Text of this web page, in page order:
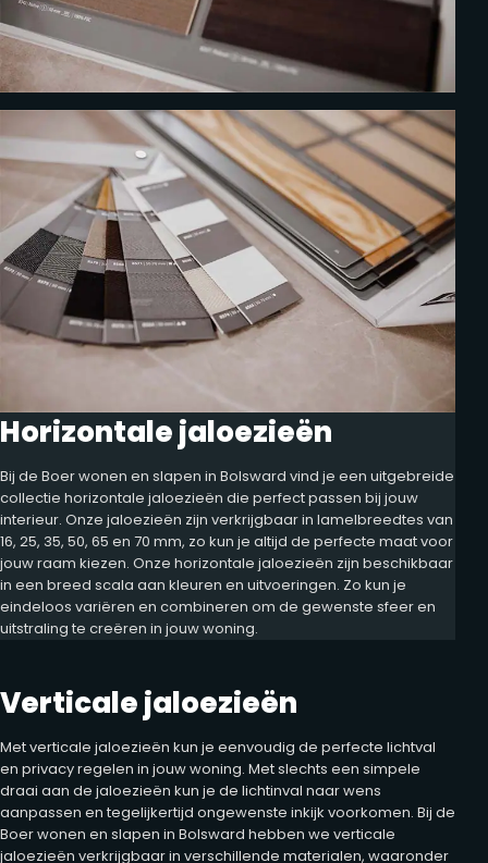
Horizontale jaloezieën
Bij de Boer wonen en slapen in Bolsward vind je een uitgebreide
collectie horizontale jaloezieën die perfect passen bij jouw
interieur. Onze jaloezieën zijn verkrijgbaar in lamelbreedtes van
16, 25, 35, 50, 65 en 70 mm, zo kun je altijd de perfecte maat voor
jouw raam kiezen. Onze horizontale jaloezieën zijn beschikbaar
in een breed scala aan kleuren en uitvoeringen. Zo kun je
eindeloos variëren en combineren om de gewenste sfeer en
uitstraling te creëren in jouw woning.
Verticale jaloezieën
Met verticale jaloezieën kun je eenvoudig de perfecte lichtval
en privacy regelen in jouw woning. Met slechts een simpele
draai aan de jaloezieën kun je de lichtinval naar wens
aanpassen en tegelijkertijd ongewenste inkijk voorkomen. Bij de
Boer wonen en slapen in Bolsward hebben we verticale
jaloezieën verkrijgbaar in verschillende materialen, waaronder